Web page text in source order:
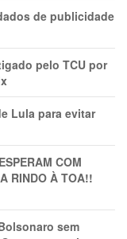
de publicidade
pelo TCU por
Lula para evitar
COM
RINDO À TOA!!
sem